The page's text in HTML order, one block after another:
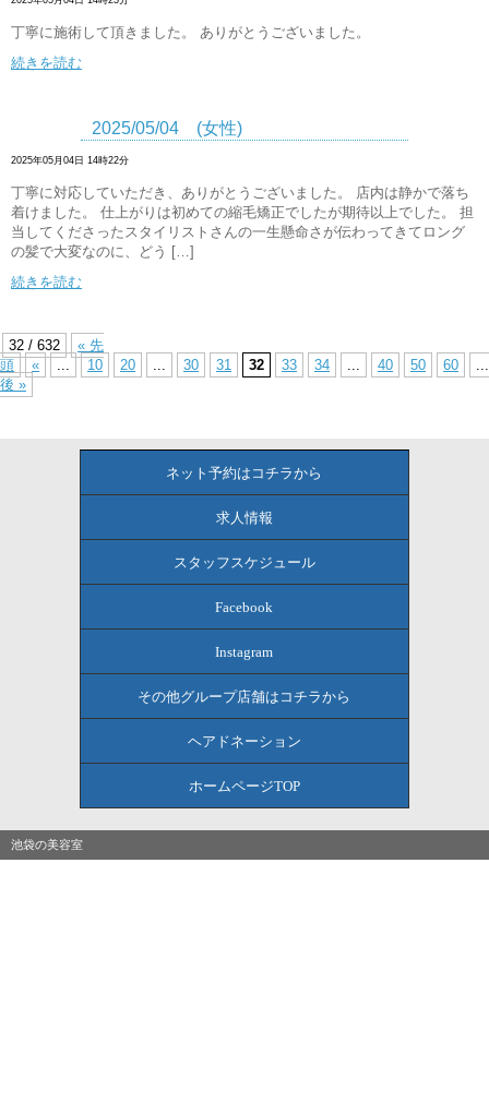
丁寧に施術して頂きました。 ありがとうございました。
続きを読む
2025/05/04 (女性)
2025年05月04日 14時22分
丁寧に対応していただき、ありがとうございました。 店内は静かで落ち
着けました。 仕上がりは初めての縮毛矯正でしたが期待以上でした。 担
当してくださったスタイリストさんの一生懸命さが伝わってきてロング
の髪で大変なのに、どう […]
続きを読む
32 / 632
« 先
頭
« ... 10 20 ... 30 31 32 33 34 ... 40 50 60
...
後 »
ネット予約はコチラから
求人情報
スタッフスケジュール
Facebook
Instagram
その他グループ店舗はコチラから
ヘアドネーション
ホームページTOP
池袋の美容室